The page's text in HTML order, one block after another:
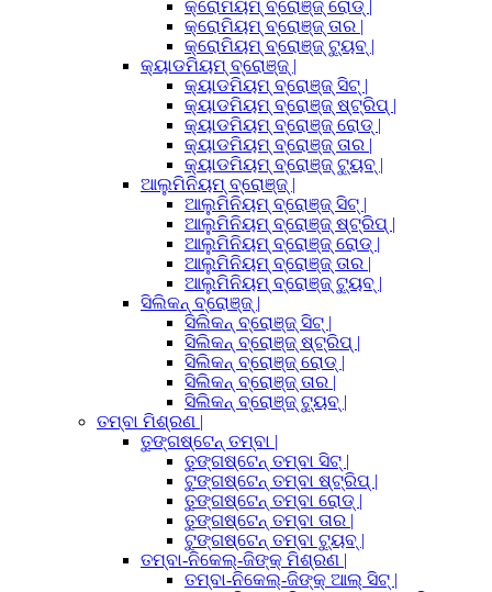
କ୍ରୋମିୟମ୍ ବ୍ରୋଞ୍ଜ୍ ରୋଡ୍ |
କ୍ରୋମିୟମ୍ ବ୍ରୋଞ୍ଜ୍ ତାର |
କ୍ରୋମିୟମ୍ ବ୍ରୋଞ୍ଜ୍ ଟ୍ୟୁବ୍ |
କ୍ୟାଡମିୟମ୍ ବ୍ରୋଞ୍ଜ୍ |
କ୍ୟାଡମିୟମ୍ ବ୍ରୋଞ୍ଜ୍ ସିଟ୍ |
କ୍ୟାଡମିୟମ୍ ବ୍ରୋଞ୍ଜ୍ ଷ୍ଟ୍ରିପ୍ |
କ୍ୟାଡମିୟମ୍ ବ୍ରୋଞ୍ଜ୍ ରୋଡ୍ |
କ୍ୟାଡମିୟମ୍ ବ୍ରୋଞ୍ଜ୍ ତାର |
କ୍ୟାଡମିୟମ୍ ବ୍ରୋଞ୍ଜ୍ ଟ୍ୟୁବ୍ |
ଆଲୁମିନିୟମ୍ ବ୍ରୋଞ୍ଜ୍ |
ଆଲୁମିନିୟମ୍ ବ୍ରୋଞ୍ଜ୍ ସିଟ୍ |
ଆଲୁମିନିୟମ୍ ବ୍ରୋଞ୍ଜ୍ ଷ୍ଟ୍ରିପ୍ |
ଆଲୁମିନିୟମ୍ ବ୍ରୋଞ୍ଜ୍ ରୋଡ୍ |
ଆଲୁମିନିୟମ୍ ବ୍ରୋଞ୍ଜ୍ ତାର |
ଆଲୁମିନିୟମ୍ ବ୍ରୋଞ୍ଜ୍ ଟ୍ୟୁବ୍ |
ସିଲିକନ୍ ବ୍ରୋଞ୍ଜ୍ |
ସିଲିକନ୍ ବ୍ରୋଞ୍ଜ୍ ସିଟ୍ |
ସିଲିକନ୍ ବ୍ରୋଞ୍ଜ୍ ଷ୍ଟ୍ରିପ୍ |
ସିଲିକନ୍ ବ୍ରୋଞ୍ଜ୍ ରୋଡ୍ |
ସିଲିକନ୍ ବ୍ରୋଞ୍ଜ୍ ତାର |
ସିଲିକନ୍ ବ୍ରୋଞ୍ଜ୍ ଟ୍ୟୁବ୍ |
ତମ୍ବା ମିଶ୍ରଣ |
ତୁଙ୍ଗଷ୍ଟେନ୍ ତମ୍ବା |
ତୁଙ୍ଗଷ୍ଟେନ୍ ତମ୍ବା ସିଟ୍ |
ଟୁଙ୍ଗଷ୍ଟେନ୍ ତମ୍ବା ଷ୍ଟ୍ରିପ୍ |
ତୁଙ୍ଗଷ୍ଟେନ୍ ତମ୍ବା ରୋଡ୍ |
ତୁଙ୍ଗଷ୍ଟେନ୍ ତମ୍ବା ତାର |
ଟୁଙ୍ଗଷ୍ଟେନ୍ ତମ୍ବା ଟ୍ୟୁବ୍ |
ତମ୍ବା-ନିକେଲ୍-ଜିଙ୍କ୍ ମିଶ୍ରଣ |
ତମ୍ବା-ନିକେଲ୍-ଜିଙ୍କ୍ ଆଲ୍ ସିଟ୍ |